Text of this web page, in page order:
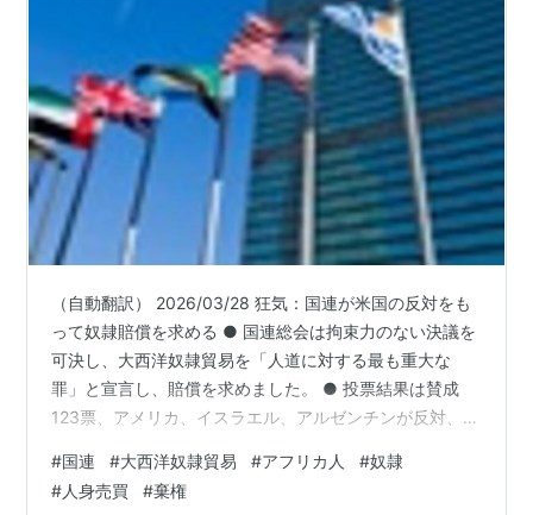
（自動翻訳） 2026/03/28 狂気：国連が米国の反対をも
って奴隷賠償を求める ● 国連総会は拘束力のない決議を
可決し、大西洋奴隷貿易を「人道に対する最も重大な
罪」と宣言し、賠償を求めました。 ● 投票結果は賛成
123票、アメリカ、イスラエル、アルゼンチンが反対、主
国代表団は、当時違法でなかった歴史的行為に対する賠
償の法的根拠はないと主張し、歴史的な残虐行為の順位
#国連 #大西洋奴隷貿易 #アフリカ人 #奴隷
#人身売買 #棄権